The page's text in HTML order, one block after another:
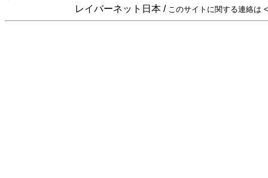
レイバーネット日本 / このサイトに関する連絡は